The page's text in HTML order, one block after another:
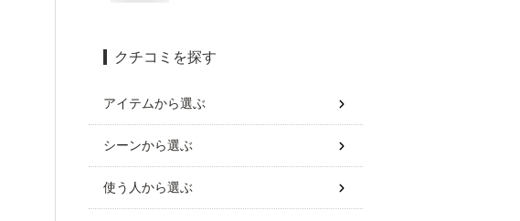
クチコミを探す
アイテムから選ぶ
シーンから選ぶ
使う人から選ぶ